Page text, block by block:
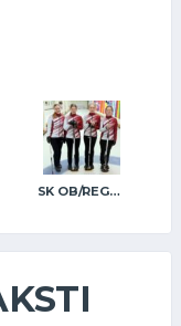
SK OB/REGŽA (JUN)